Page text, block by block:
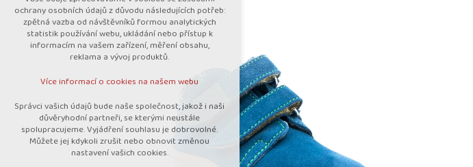
Technická cookies
nutná pro provozování webu
udržení kontextu stránek (session):
případná přihlášení, volby jazyka, apod.
návštěvnosti
marketingová cookies (Google)
Více informací o cookies na našem webu
ochrany osobních údajů z důvodu následujících potřeb:
zpětná vazba od návštěvníků formou analytických
statistik používání webu, ukládání nebo přístup k
informacím na vašem zařízení, měření obsahu,
reklama a vývoj produktů.
Více informací o cookies na našem webu
Správci vašich údajů bude naše společnost, jakož i naši
důvěryhodní partneři, se kterými neustále
spolupracujeme. Vyjádření souhlasu je dobrovolné.
Můžete jej kdykoli zrušit nebo obnovit změnou
nastavení vašich cookies.